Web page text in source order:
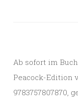
Ab sofort im
Peacock-Edition
9783757807870,